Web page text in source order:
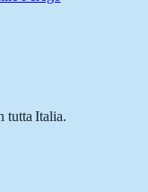
tutta Italia.